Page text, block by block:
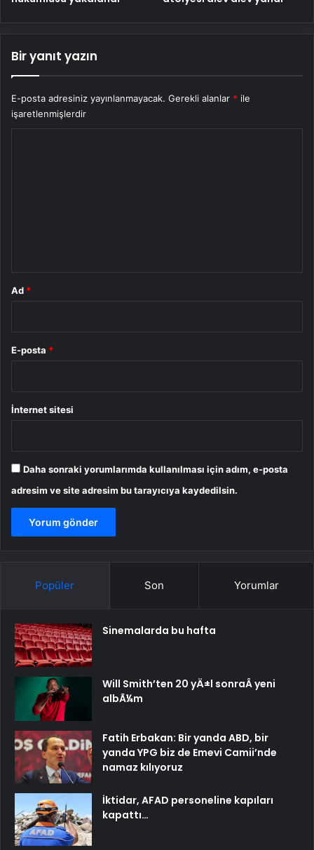
Bir yanıt yazın
E-posta adresiniz yayınlanmayacak. Gerekli alanlar * ile
işaretlenmişlerdir
Ad *
E-posta *
İnternet sitesi
Daha sonraki yorumlarımda kullanılması için adım, e-posta
adresim ve site adresim bu tarayıcıya kaydedilsin.
Popüler Son Yorumlar
Sinemalarda bu hafta
Will Smith’ten 20 yÄ±l sonraÂ yeni
albÃ¼m
Fatih Erbakan: Bir yanda ABD, bir
yanda YPG biz de Emevi Camii’nde
namaz kılıyoruz
İktidar, AFAD personeline kapıları
kapattı…